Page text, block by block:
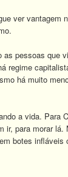
ver vantagem
as pessoas que
regime
há muito
a vida. Para
ir, para morar lá.
botes infláveis